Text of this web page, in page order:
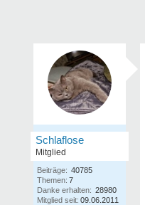
Schlaflose
Mitglied
Beiträge: 40785
Themen: 7
Danke erhalten: 28980
Mitglied seit: 09.06.2011